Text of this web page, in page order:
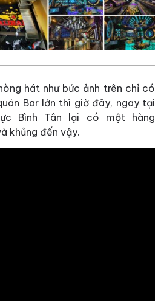
hát như bức ảnh trên chỉ có
Bar lớn thì giờ đây, ngay tại
Bình Tân lại có một hàng
khủng đến vậy.